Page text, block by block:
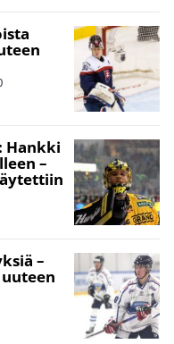
Hankki
–
–